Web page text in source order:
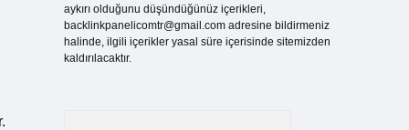
aykırı olduğunu düşündüğünüz içerikleri,
backlinkpanelicomtr@gmail.comadresine bildirmeniz
halinde, ilgili içerikler yasal süre içerisinde sitemizden
kaldırılacaktır.